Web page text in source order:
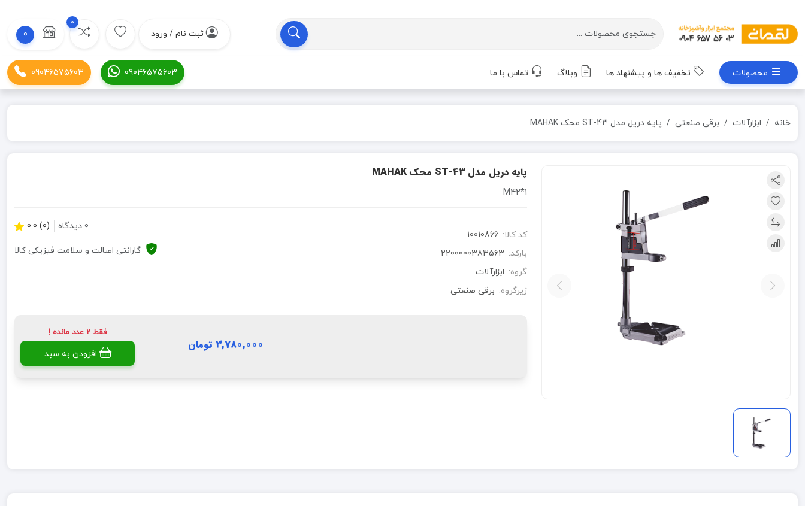
ثبت نام / ورود
0
0
محصولات تخفیف ها و پیشنهاد ها وبلاگ تماس با ما 09046575603
09046575603
خانه ابزارآلات برقی صنعتی پایه دریل مدل ST-43 محک MAHAK
پایه دریل مدل ST-43 محک MAHAK
1*M42
کد کالا: 10010866
بارکد: 2200000383563
گروه: ابزارآلات
زیرگروه: برقی صنعتی
0 دیدگاه (0) 0.0
گارانتی اصالت و سلامت فیزیکی کالا
3,780,000 تومان
فقط 2 عدد مانده !
افزودن به سبد